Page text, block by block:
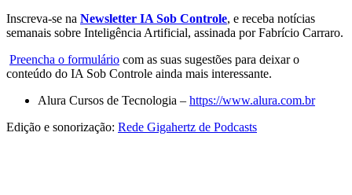
Inscreva-se na Newsletter IA Sob Controle⁠⁠, e receba notícias
semanais sobre Inteligência Artificial, assinada por Fabrício Carraro.
⁠⁠Preencha o formulário⁠⁠ com as suas sugestões para deixar o
conteúdo do IA Sob Controle ainda mais interessante.
Alura Cursos de Tecnologia – ⁠⁠https://www.alura.com.br⁠⁠
Edição e sonorização: ⁠⁠Rede Gigahertz de Podcasts